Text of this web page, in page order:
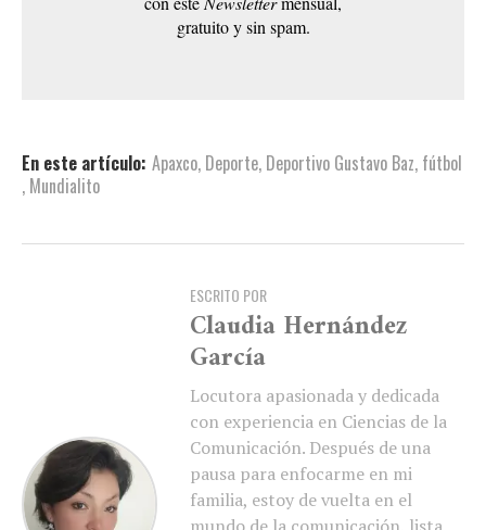
gratuito y sin spam.
En este artículo: Apaxco, Deporte, Deportivo Gustavo Baz, fútbol
, Mundialito
ESCRITO POR
Claudia Hernández
García
Locutora apasionada y dedicada
con experiencia en Ciencias de la
Comunicación. Después de una
pausa para enfocarme en mi
familia, estoy de vuelta en el